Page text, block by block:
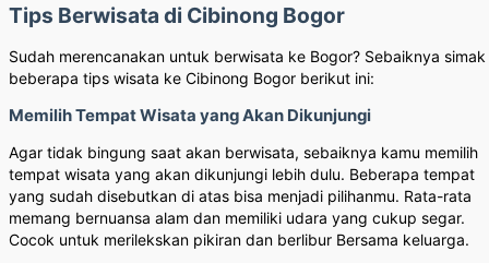
Tips Berwisata di Cibinong Bogor
Sudah merencanakan untuk berwisata ke Bogor? Sebaiknya simak
beberapa tips wisata ke Cibinong Bogor berikut ini:
Memilih Tempat Wisata yang Akan Dikunjungi
Agar tidak bingung saat akan berwisata, sebaiknya kamu memilih
tempat wisata yang akan dikunjungi lebih dulu. Beberapa tempat
yang sudah disebutkan di atas bisa menjadi pilihanmu. Rata-rata
memang bernuansa alam dan memiliki udara yang cukup segar.
Cocok untuk merilekskan pikiran dan berlibur Bersama keluarga.